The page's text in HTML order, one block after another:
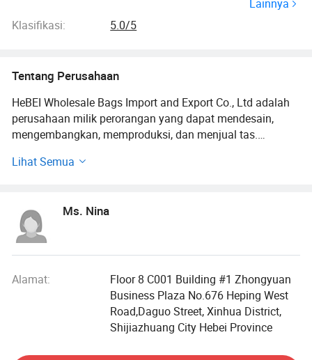
Lainnya
Klasifikasi:
5.0/5
Tentang Perusahaan
HeBEI Wholesale Bags Import and Export Co., Ltd adalah
perusahaan milik perorangan yang dapat mendesain,
mengembangkan, memproduksi, dan menjual tas.
memproduksi tas dan barang bawaan.
produksi tas kami berspesialisasi dalam merancang,
memproduksi, dan mengekspor semua jenis tas. Produk-
produk utama kami adalah bagasi dan tas-tas travel, tas-
pria dan wanita, juga sedang mengolah semua jenis tas
khusus buatan, tas-tas perbelanjaan dan lain-lain.
Pabrik kami juga memiliki kemampuan riset dan
Lihat Semua
Ms. Nina
Alamat:
Floor 8 C001 Building #1 Zhongyuan
Business Plaza No.676 Heping West
Road,Daguo Street, Xinhua District,
Shijiazhuang City Hebei Province